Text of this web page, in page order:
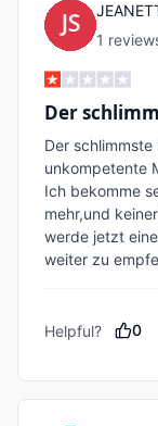
1 review
Der
Der
unkompetente
Ich bekomme
mehr,und
werde jetzt
weiter zu
Helpful? 0